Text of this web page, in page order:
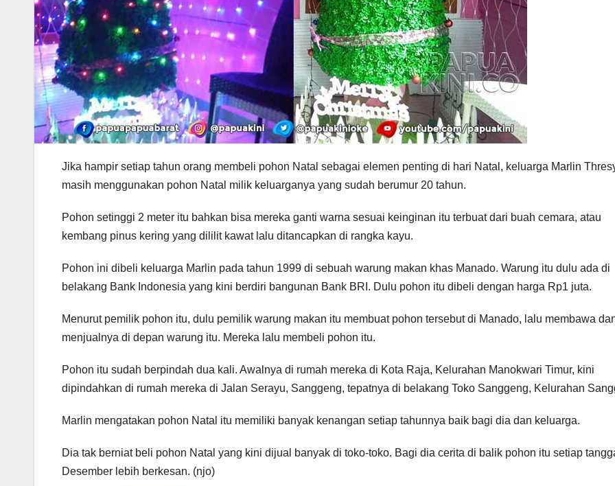
Jika hampir setiap tahun orang membeli pohon Natal sebagai elemen penting di hari Natal, keluarga Marlin
masih menggunakan pohon Natal milik keluarganya yang sudah berumur 20 tahun.
Pohon setinggi 2 meter itu bahkan bisa mereka ganti warna sesuai keinginan itu terbuat dari buah cemara, atau
kembang pinus kering yang dililit kawat lalu ditancapkan di rangka kayu.
Pohon ini dibeli keluarga Marlin pada tahun 1999 di sebuah warung makan khas Manado. Warung itu dulu ada di
belakang Bank Indonesia yang kini berdiri bangunan Bank BRI. Dulu pohon itu dibeli dengan harga Rp1 juta.
Menurut pemilik pohon itu, dulu pemilik warung makan itu membuat pohon tersebut di Manado, lalu membawa
menjualnya di depan warung itu. Mereka lalu membeli pohon itu.
Pohon itu sudah berpindah dua kali. Awalnya di rumah mereka di Kota Raja, Kelurahan Manokwari Timur, kini
dipindahkan di rumah mereka di Jalan Serayu, Sanggeng, tepatnya di belakang Toko Sanggeng, Kelurahan
Marlin mengatakan pohon Natal itu memiliki banyak kenangan setiap tahunnya baik bagi dia dan keluarga.
Dia tak berniat beli pohon Natal yang kini dijual banyak di toko-toko. Bagi dia cerita di balik pohon itu setiap
Desember lebih berkesan. (njo)